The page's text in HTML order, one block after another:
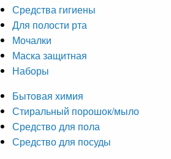
Средства гигиены
Для полости рта
Мочалки
Маска защитная
Наборы
Бытовая химия
Стиральный порошок/мыло
Средство для пола
Средство для посуды